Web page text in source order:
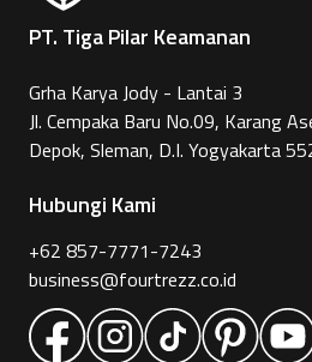
PT. Tiga Pilar Keamanan
Grha Karya Jody - Lantai 3
Jl. Cempaka Baru No.09, Karang
Depok, Sleman, D.I. Yogyakarta
Hubungi Kami
+62 857-7771-7243
business@fourtrezz.co.id